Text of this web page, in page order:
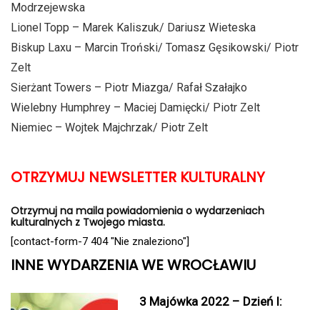
Modrzejewska
Lionel Topp – Marek Kaliszuk/ Dariusz Wieteska
Biskup Laxu – Marcin Troński/ Tomasz Gęsikowski/ Piotr
Zelt
Sierżant Towers – Piotr Miazga/ Rafał Szałajko
Wielebny Humphrey – Maciej Damięcki/ Piotr Zelt
Niemiec – Wojtek Majchrzak/ Piotr Zelt
OTRZYMUJ NEWSLETTER KULTURALNY
Otrzymuj na maila powiadomienia o wydarzeniach
kulturalnych z Twojego miasta.
[contact-form-7 404 "Nie znaleziono"]
INNE WYDARZENIA WE WROCŁAWIU
3 Majówka 2022 – Dzień I: